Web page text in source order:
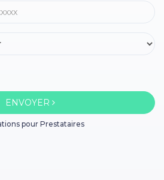
ENVOYER
pour Prestataires